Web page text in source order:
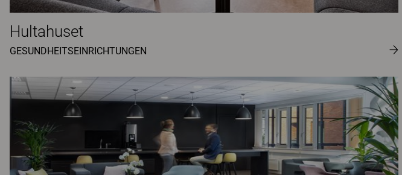
Hultahuset
GESUNDHEITSEINRICHTUNGEN